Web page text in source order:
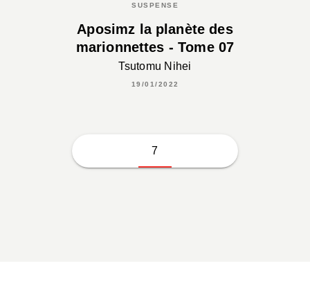
SUSPENSE
Aposimz la planète des
marionnettes - Tome 07
Tsutomu Nihei
19/01/2022
7